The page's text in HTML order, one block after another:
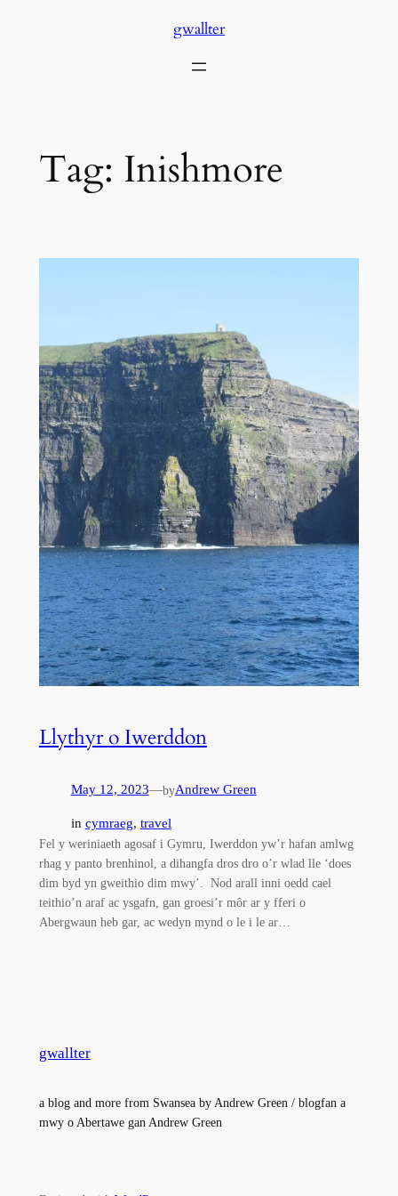
gwallter
Tag: Inishmore
Llythyr o Iwerddon
May 12, 2023—byAndrew Green
in cymraeg, travel
Fel y weriniaeth agosaf i Gymru, Iwerddon yw’r hafan amlwg
rhag y panto brenhinol, a dihangfa dros dro o’r wlad lle ‘does
dim byd yn gweithio dim mwy’. Nod arall inni oedd cael
teithio’n araf ac ysgafn, gan groesi’r môr ar y fferi o
Abergwaun heb gar, ac wedyn mynd o le i le ar…
gwallter
a blog and more from Swansea by Andrew Green / blogfan a
mwy o Abertawe gan Andrew Green